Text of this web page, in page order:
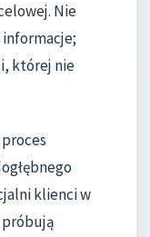
Nie
której nie
klienci w